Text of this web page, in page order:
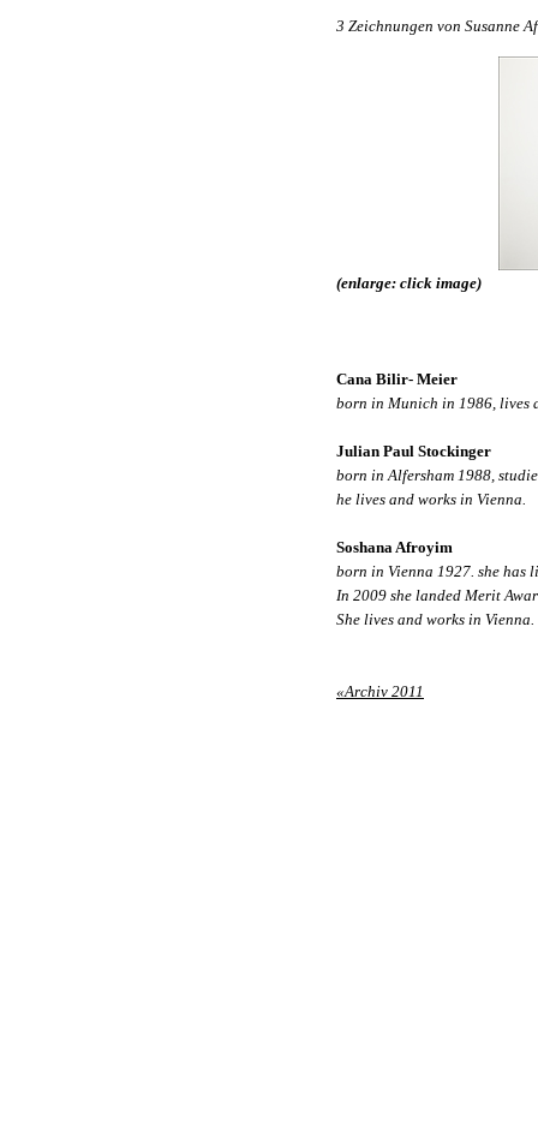
3 Zeichnungen von Susanne
(enlarge: click image)
Cana Bilir- Meier
born in Munich in 1986, lives
Julian Paul Stockinger
born in Alfersham 1988,
he lives and works in Vienna.
Soshana Afroyim
born in Vienna 1927. she has
In 2009 she landed Merit
She lives and works in Vienna.
«Archiv 2011